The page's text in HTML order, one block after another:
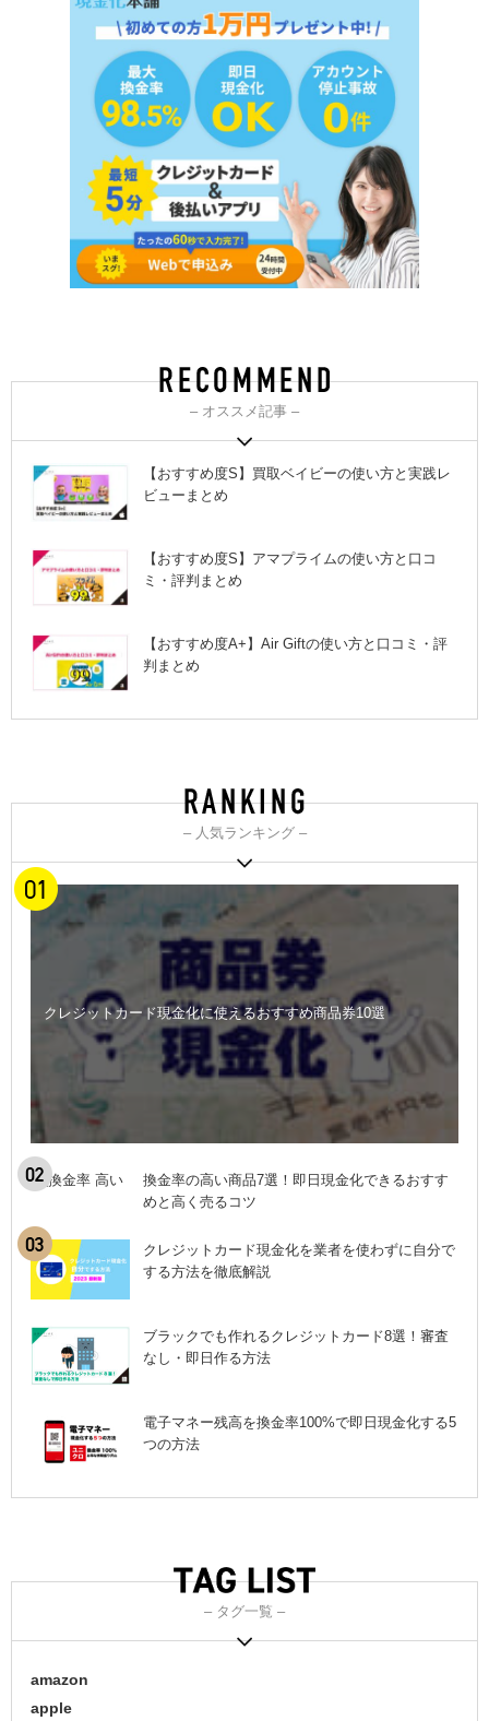
– オススメ記事 –
【おすすめ度S】買取ベイビーの使い方と実践レ
ビューまとめ
【おすすめ度S】アマプライムの使い方と口コ
ミ・評判まとめ
【おすすめ度A+】Air Giftの使い方と口コミ・評
判まとめ
– 人気ランキング –
クレジットカード現金化に使えるおすすめ商品券10選
換金率の高い商品7選！即日現金化できるおすす
めと高く売るコツ
クレジットカード現金化を業者を使わずに自分で
する方法を徹底解説
ブラックでも作れるクレジットカード8選！審査
なし・即日作る方法
電子マネー残高を換金率100%で即日現金化する5
つの方法
– タグ一覧 –
amazon
apple